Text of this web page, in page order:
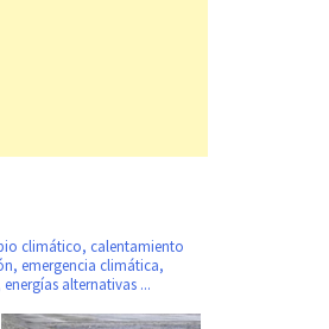
climático, calentamiento
emergencia climática,
alternativas ...